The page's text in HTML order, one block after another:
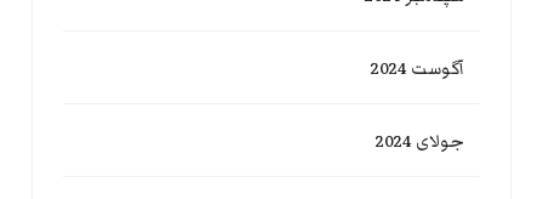
آگوست 2024
جولای 2024